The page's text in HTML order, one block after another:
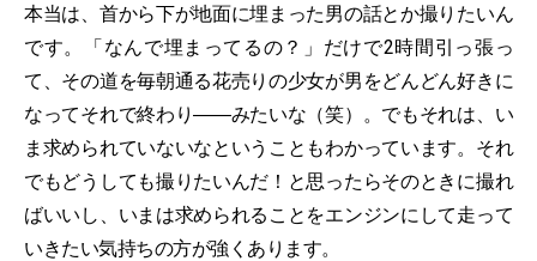
本当は、首から下が地面に埋まった男の話とか撮りたいん
です。「なんで埋まってるの？」だけで2時間引っ張っ
て、その道を毎朝通る花売りの少女が男をどんどん好きに
なってそれで終わり――みたいな（笑）。でもそれは、い
ま求められていないなということもわかっています。それ
でもどうしても撮りたいんだ！と思ったらそのときに撮れ
ばいいし、いまは求められることをエンジンにして走って
いきたい気持ちの方が強くあります。